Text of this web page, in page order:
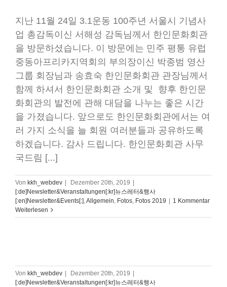
지난 11월 24일 3.1운동 100주년 서울시 기념사
업 총감독이신 서해성 감독님께서 한인문화회관
을 방문하셨습니다. 이 방문에는 민주 평통 유럽
중동아프리카지역회의 부의장이신 박종범 영산
그룹 회장님과 송효숙 한인문화회관 관장님께서
함께 하셔서 한인문화회관 소개 및 향후 한인문
화회관의 발전에 관해 대담을 나누는 좋은 시간
을 가졌습니다. 앞으로도 한인문화회관에서는 여
러 가지 소식을 늘 회원 여러분들과 공유하도록
하겠습니다. 감사 드립니다. 한인문화회관 사무
국드림 [...]
Von kkh_webdev Dezember 20th, 2019
[:de]Newsletter&Veranstaltungen[:kr]뉴스레터&행사
[:en]Newsletter&Events[:],Allgemein, Fotos, Fotos 2019
1 Kommentar
Weiterlesen
Von kkh_webdev Dezember 20th, 2019
[:de]Newsletter&Veranstaltungen[:kr]뉴스레터&행사